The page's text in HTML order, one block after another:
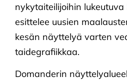
nykytaiteilijoihin lukeutuva
esittelee uusien
kesän näyttelyä varten
taidegrafiikkaa.
Domanderin